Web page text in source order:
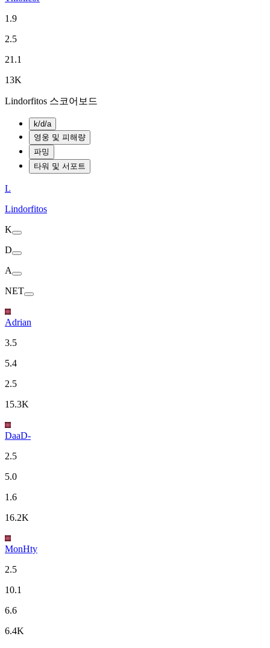
1.9
2.5
21.1
13K
Lindorfitos 스코어보드
k/d/a
영웅 및 피해량
파밍
타워 및 서포트
L
Lindorfitos
K
D
A
NET
Adrian
3.5
5.4
2.5
15.3K
DaaD-
2.5
5.0
1.6
16.2K
MonHty
2.5
10.1
6.6
6.4K